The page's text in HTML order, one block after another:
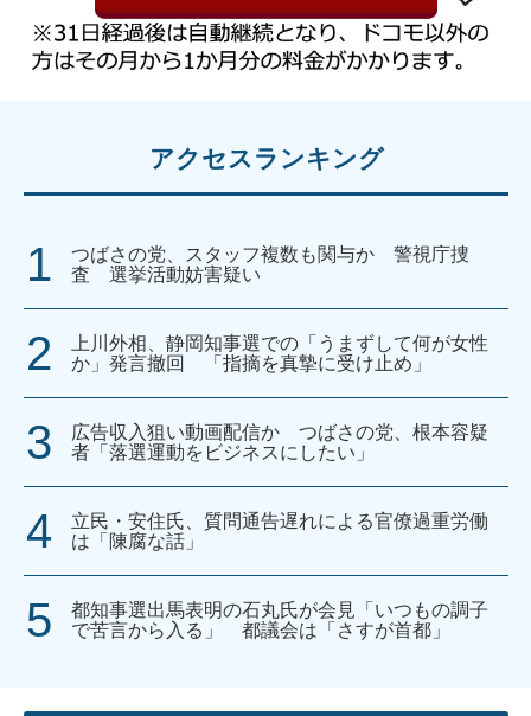
アクセスランキング
つばさの党、スタッフ複数も関与か 警視庁捜
査 選挙活動妨害疑い
上川外相、静岡知事選での「うまずして何が女性
か」発言撤回 「指摘を真摯に受け止め」
広告収入狙い動画配信か つばさの党、根本容疑
者「落選運動をビジネスにしたい」
立民・安住氏、質問通告遅れによる官僚過重労働
は「陳腐な話」
都知事選出馬表明の石丸氏が会見「いつもの調子
で苦言から入る」 都議会は「さすが首都」